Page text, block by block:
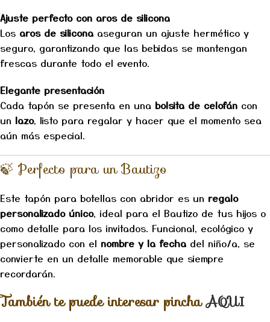
Ajuste perfecto con aros de silicona
Los aros de silicona aseguran un ajuste hermético y
seguro, garantizando que las bebidas se mantengan
frescas durante todo el evento.
Elegante presentación
Cada tapón se presenta en una bolsita de celofán con
un lazo, listo para regalar y hacer que el momento sea
aún más especial.
🍃 Perfecto para un Bautizo
Este tapón para botellas con abridor es un regalo
personalizado único, ideal para el Bautizo de tus hijos o
como detalle para los invitados. Funcional, ecológico y
personalizado con el nombre y la fecha del niño/a, se
convierte en un detalle memorable que siempre
recordarán.
También te puede interesar pinchaAQUI